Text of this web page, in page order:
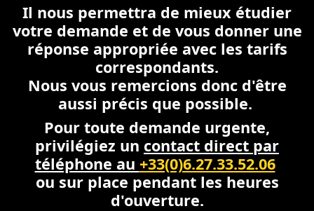
Il nous permettra de mieux étudier
votre demande et de vous donner une
réponse appropriée avec les tarifs
correspondants.
Nous vous remercions donc d'être
aussi précis que possible.
Pour toute demande urgente,
privilégiez un contact direct par
téléphone au +33(0)6.27.33.52.06
ou sur place pendant les heures
d'ouverture.